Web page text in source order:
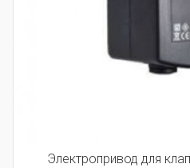
Электропривод для